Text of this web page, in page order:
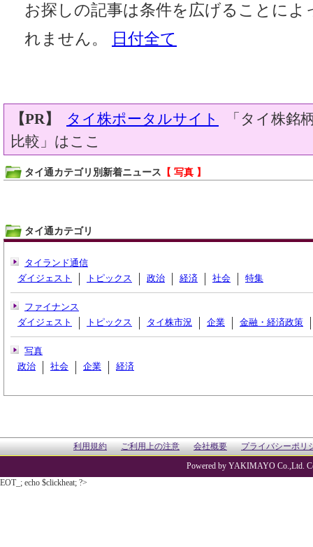
お探しの記事は条件を広げることに
れません。
日付全て
【PR】 タイ株ポータルサイト
「タイ株銘
比較」はここ
タイ通カテゴリ別新着ニュース 【 写真 】
タイ通カテゴリ
タイランド通信
ダイジェスト
トピックス 政治 経済 社会 特集
ファイナンス
ダイジェスト
トピックス タイ株市況 企業 金融・経済政策
写真
政治
社会 企業 経済
利用規約 ご利用上の注意 会社概要 プライバシーポリ
Powered by YAKIMAYO Co.,Ltd.
EOT_; echo $clickheat; ?>